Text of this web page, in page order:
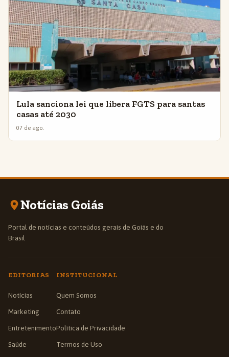
Lula sanciona lei que libera FGTS para santas
casas até 2030
07 de ago.
Notícias Goiás
Portal de notícias e conteúdos gerais de Goiás e do
Brasil
EDITORIAS
Notícias
Marketing
Entretenimento
Saúde
INSTITUCIONAL
Quem Somos
Contato
Política de Privacidade
Termos de Uso